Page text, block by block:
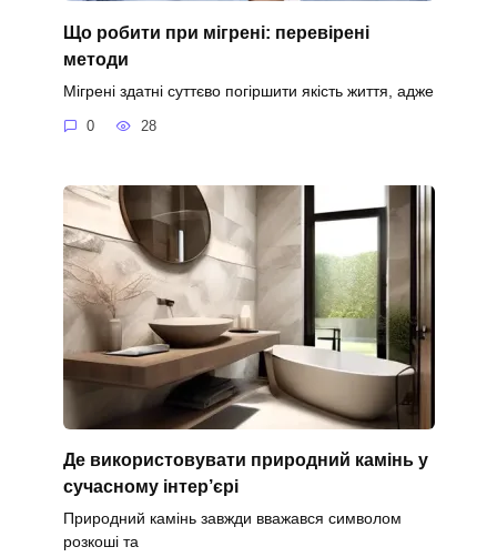
Що робити при мігрені: перевірені
методи
Мігрені здатні суттєво погіршити якість життя, адже
0 28
Де використовувати природний камінь у
сучасному інтер’єрі
Природний камінь завжди вважався символом
розкоші та